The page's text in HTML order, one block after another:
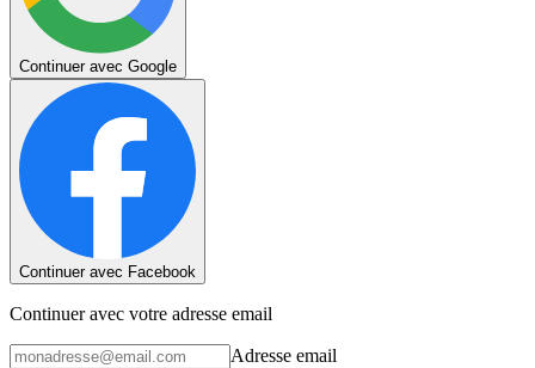
Continuer avec Google
Continuer avec Facebook
Continuer avec votre adresse email
Adresse email